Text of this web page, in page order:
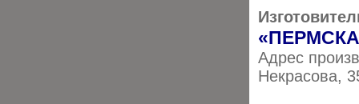
Адрес
Некрасова,